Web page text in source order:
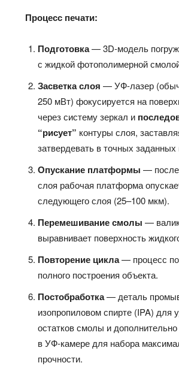
Процесс печати:
Подготовка— 3D-модель
с жидкой фотополимерной
Засветка слоя — УФ-лазер
250 мВт) фокусируется на
через систему зеркал и
“рисует” контуры слоя,
затвердевать в точных заданных
Опускание платформы —
слоя рабочая платформа
следующего слоя (25–100 мкм).​
Перемешивание смолы —
выравнивает поверхность
Повторение цикла— процесс
полного построения объекта.​
Постобработка— деталь
изопропиловом спирте (IPA) для
остатков смолы и
в УФ-камере для набора
прочности.​